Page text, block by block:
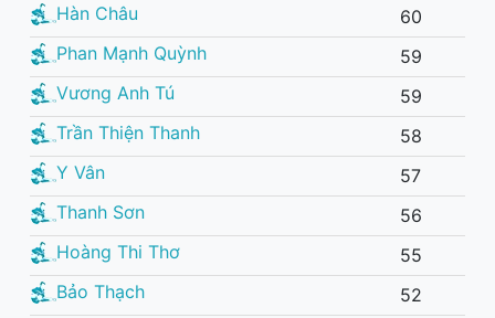
Hàn Châu
60
Phan Mạnh Quỳnh
59
Vương Anh Tú
59
Trần Thiện Thanh
58
Y Vân
57
Thanh Sơn
56
Hoàng Thi Thơ
55
Bảo Thạch
52